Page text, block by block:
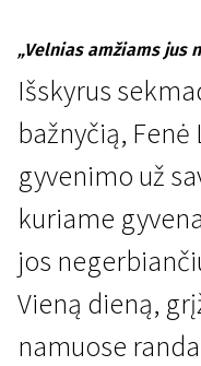
„Velnias amžiams jus
Išskyrus
bažnyčią,
gyvenimo už
kuriame
jos
Vieną dieną,
namuose